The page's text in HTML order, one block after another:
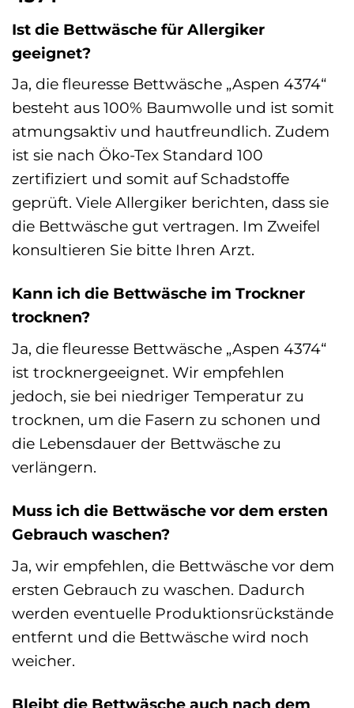
Ist die Bettwäsche für Allergiker
geeignet?
Ja, die fleuresse Bettwäsche „Aspen 4374“
besteht aus 100% Baumwolle und ist somit
atmungsaktiv und hautfreundlich. Zudem
ist sie nach Öko-Tex Standard 100
zertifiziert und somit auf Schadstoffe
geprüft. Viele Allergiker berichten, dass sie
die Bettwäsche gut vertragen. Im Zweifel
konsultieren Sie bitte Ihren Arzt.
Kann ich die Bettwäsche im Trockner
trocknen?
Ja, die fleuresse Bettwäsche „Aspen 4374“
ist trocknergeeignet. Wir empfehlen
jedoch, sie bei niedriger Temperatur zu
trocknen, um die Fasern zu schonen und
die Lebensdauer der Bettwäsche zu
verlängern.
Muss ich die Bettwäsche vor dem ersten
Gebrauch waschen?
Ja, wir empfehlen, die Bettwäsche vor dem
ersten Gebrauch zu waschen. Dadurch
werden eventuelle Produktionsrückstände
entfernt und die Bettwäsche wird noch
weicher.
Bleibt die Bettwäsche auch nach dem